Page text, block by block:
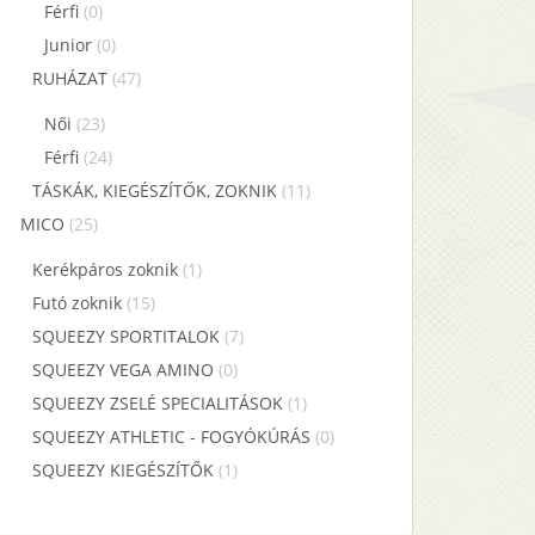
Férfi (0)
Junior (0)
RUHÁZAT (47)
Női (23)
Férfi (24)
TÁSKÁK, KIEGÉSZÍTŐK, ZOKNIK (11)
MICO (25)
Kerékpáros zoknik (1)
Futó zoknik (15)
SQUEEZY SPORTITALOK (7)
SQUEEZY VEGA AMINO (0)
SQUEEZY ZSELÉ SPECIALITÁSOK (1)
SQUEEZY ATHLETIC - FOGYÓKÚRÁS (0)
SQUEEZY KIEGÉSZÍTŐK (1)